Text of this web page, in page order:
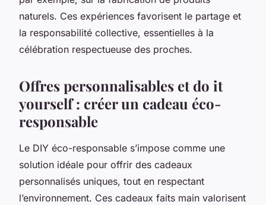
naturels. Ces expériences favorisent le partage et
la responsabilité collective, essentielles à la
célébration respectueuse des proches.
Offres personnalisables et do it
yourself : créer un cadeau éco-
responsable
Le DIY éco-responsable s’impose comme une
solution idéale pour offrir des cadeaux
personnalisés uniques, tout en respectant
l’environnement. Ces cadeaux faits main valorisent